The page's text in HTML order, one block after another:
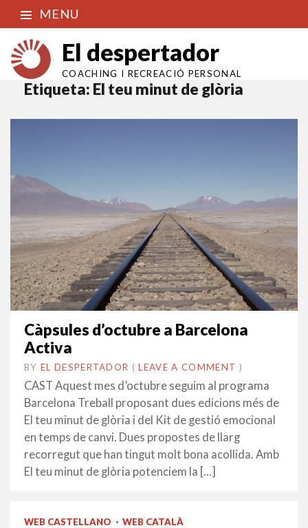
MENU
El despertador
COACHING I RECREACIÓ PERSONAL
Etiqueta: El teu minut de glòria
Càpsules d’octubre a Barcelona
Activa
BY EL DESPERTADOR ON
29
SETEMBRE
•(LEAVE A COMMENT )
CAST Aquest mes d’octubre seguim al programa
Barcelona Treball proposant dues edicions més de
El teu minut de glòria i del Kit de gestió emocional
en temps de canvi. Dues propostes de llarg
recorregut que han tingut molt bona acollida. Amb
El teu minut de glòria potenciem la […]
WEB CASTELLANO · WEB CATALÀ